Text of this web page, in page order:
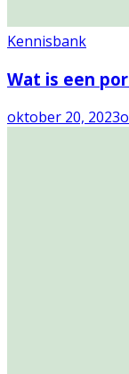
Kennisbank
Wat is een
oktober 20, 2023